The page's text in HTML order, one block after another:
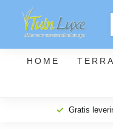
HOME
Gratis